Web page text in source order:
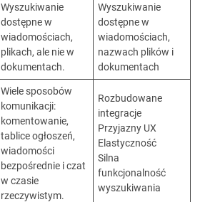
Wyszukiwanie
dostępne w
wiadomościach,
plikach, ale nie w
dokumentach.
Wyszukiwanie
dostępne w
wiadomościach,
nazwach plików i
dokumentach
Wiele sposobów
komunikacji:
komentowanie,
tablice ogłoszeń,
wiadomości
bezpośrednie i czat
w czasie
rzeczywistym.
Rozbudowane
integracje
Przyjazny UX
Elastyczność
Silna
funkcjonalność
wyszukiwania